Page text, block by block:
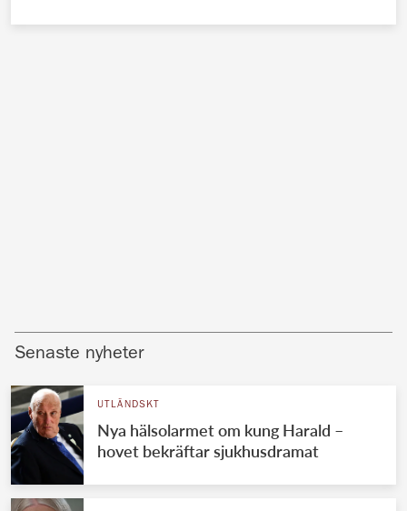
Senaste nyheter
UTLÄNDSKT
Nya hälsolarmet om kung Harald –
hovet bekräftar sjukhusdramat